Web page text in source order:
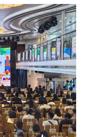
以军士兵把枪口对准中国记者
泰国：高度重视中国游客旅游体验
教师减少13.19万
大暴雨
冲奖
笔试第一被劝弃考涉事副校长被撤职
奋力开创中国式现代化建设新局面